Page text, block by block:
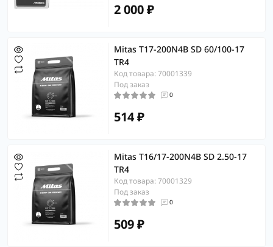
2 000 ₽
Mitas T17-200N4B SD 60/100-17
TR4
Код товара: 70001339
Под заказ
0
514 ₽
Mitas T16/17-200N4B SD 2.50-17
TR4
Код товара: 70001329
Под заказ
0
509 ₽